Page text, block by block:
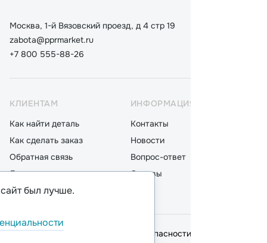
Москва, 1-й Вязовский проезд, д 4 стр 19
zabota@pprmarket.ru
+7 800 555-88-26
КЛИЕНТАМ
Как найти деталь
Как сделать заказ
Обратная связь
Доставка
Оплата
ИНФОРМАЦИЯ
Контакты
Новости
Вопрос-ответ
Отзывы
© 2026,ООО "ППР"
Политика безопасности
был лучше.